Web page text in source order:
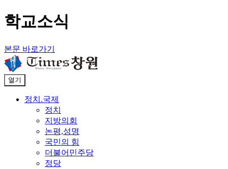
학교소식
본문 바로가기
열기
정치.국제
정치
지방의회
논평,성명
국민의 힘
더불어민주당
정당